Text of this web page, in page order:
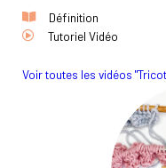
Définition
Tutoriel Vidéo
Voir toutes les vidéos